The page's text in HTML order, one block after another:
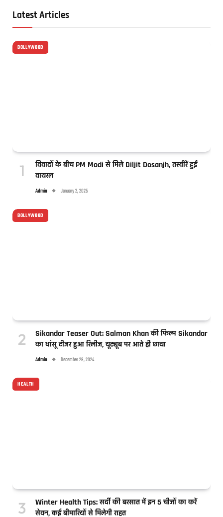
Latest Articles
BOLLYWOOD
विवादों के बीच PM Modi से मिले Diljit Dosanjh, तस्वीरें हुईं
वायरल
Admin January 2, 2025
BOLLYWOOD
Sikandar Teaser Out: Salman Khan की फिल्म Sikandar
का धांसू टीजर हुआ रिलीज, यूट्यूब पर आते ही छाया
Admin December 29, 2024
HEALTH
Winter Health Tips: सर्दी की बरसात में इन 5 चीजों का करें
सेवन, कई बीमारियों से मिलेगी राहत